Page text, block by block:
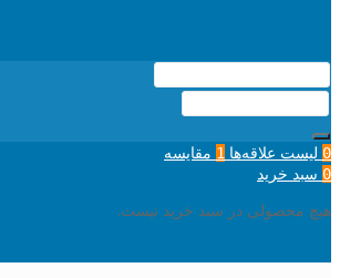
0 لیست علاقه‌ها 1 مقایسه
0 سبد خرید
هیچ محصولی در سبد خرید نیست.